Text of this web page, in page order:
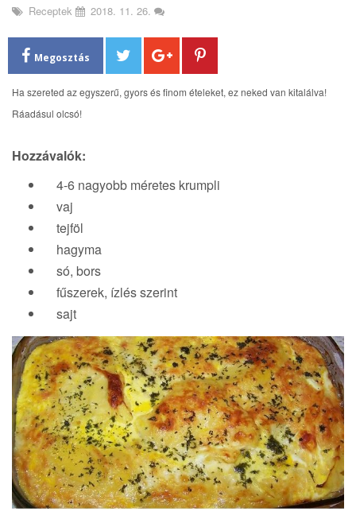
g
Receptek 2018. 11. 26.
Megosztás
Ha szereted az egyszerű, gyors és finom ételeket, ez neked van kitalálva!
Ráadásul olcsó!
Hozzávalók:
4-6 nagyobb méretes krumpli
vaj
tejföl
hagyma
só, bors
fűszerek, ízlés szerint
sajt